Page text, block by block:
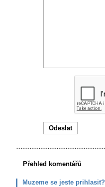
Přehled komentářů
Muzeme se jeste prihlasit?